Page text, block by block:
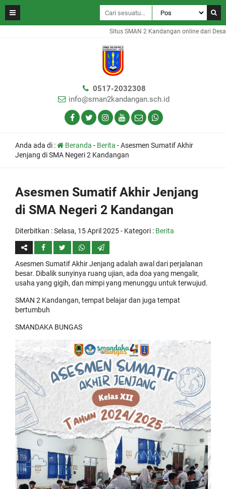
Situs SMAN 2 Kandangan online dari Desa
0517-2032308
info@sman2kandangan.sch.id
Anda ada di : Beranda - Berita -Asesmen Sumatif Akhir
Jenjang di SMA Negeri 2 Kandangan
Asesmen Sumatif Akhir Jenjang
di SMA Negeri 2 Kandangan
Diterbitkan :Selasa, 15 April 2025- Kategori : Berita
Asesmen Sumatif Akhir Jenjang adalah awal dari perjalanan
besar. Dibalik sunyinya ruang ujian, ada doa yang mengalir,
usaha yang gigih, dan mimpi yang menunggu untuk terwujud.
SMAN 2 Kandangan, tempat belajar dan juga tempat
bertumbuh
SMANDAKA BUNGAS